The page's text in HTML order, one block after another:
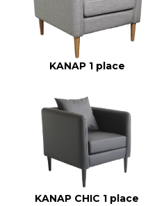
KANAP 1 place
KANAP CHIC 1 place